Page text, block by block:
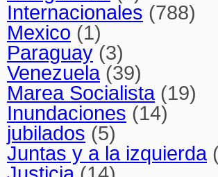
Internacionales (788)
Mexico (1)
Paraguay (3)
Venezuela(39)
Marea Socialista(19)
Inundaciones (14)
jubilados (5)
Juntas y a la izquierda